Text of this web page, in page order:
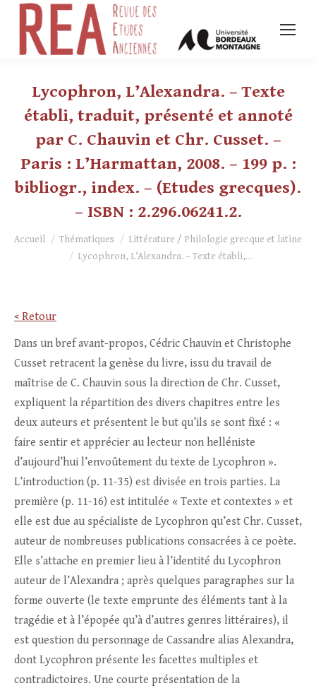
Lycophron, L’Alexandra. – Texte
établi, traduit, présenté et annoté
par C. Chauvin et Chr. Cusset. –
Paris : L’Harmattan, 2008. – 199 p. :
bibliogr., index. – (Etudes grecques).
– ISBN : 2.296.06241.2.
Vous êtes ici :
Accueil Thématiques
Littérature / Philologie grecque et latine
Lycophron, L’Alexandra. – Texte établi,…
< Retour
Dans un bref avant-propos, Cédric Chauvin et Christophe
Cusset retracent la genèse du livre, issu du travail de
maîtrise de C. Chauvin sous la direction de Chr. Cusset,
expliquent la répartition des divers chapitres entre les
deux auteurs et présentent le but qu’ils se sont fixé : «
faire sentir et apprécier au lecteur non helléniste
d’aujourd’hui l’envoûtement du texte de Lycophron ».
L’introduction (p. 11-35) est divisée en trois parties. La
première (p. 11-16) est intitulée « Texte et contextes » et
elle est due au spécialiste de Lycophron qu’est Chr. Cusset,
auteur de nombreuses publications consacrées à ce poète.
Elle s’attache en premier lieu à l’identité du Lycophron
auteur de l’Alexandra ; après quelques paragraphes sur la
forme ouverte (le texte emprunte des éléments tant à la
tragédie et à l’épopée qu’à d’autres genres littéraires), il
est question du personnage de Cassandre alias Alexandra,
dont Lycophron présente les facettes multiples et
contradictoires. Une courte présentation de la